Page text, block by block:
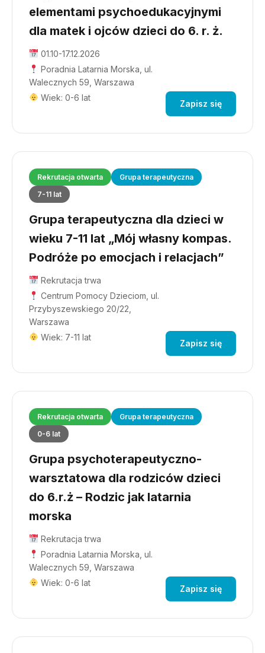
elementami psychoedukacyjnymi
dla matek i ojców dzieci do 6. r. ż.
01.10-17.12.2026
Poradnia Latarnia Morska, ul.
Walecznych 59, Warszawa
Wiek: 0-6 lat
Zapisz się
Rekrutacja otwarta
Grupa terapeutyczna
7-11 lat
Grupa terapeutyczna dla dzieci w
wieku 7-11 lat „Mój własny kompas.
Podróże po emocjach i relacjach”
Rekrutacja trwa
Centrum Pomocy Dzieciom, ul.
Przybyszewskiego 20/22,
Warszawa
Wiek: 7-11 lat
Zapisz się
Rekrutacja otwarta
Grupa terapeutyczna
0-6 lat
Grupa psychoterapeutyczno-
warsztatowa dla rodziców dzieci
do 6.r.ż – Rodzic jak latarnia
morska
Rekrutacja trwa
Poradnia Latarnia Morska, ul.
Walecznych 59, Warszawa
Wiek: 0-6 lat
Zapisz się